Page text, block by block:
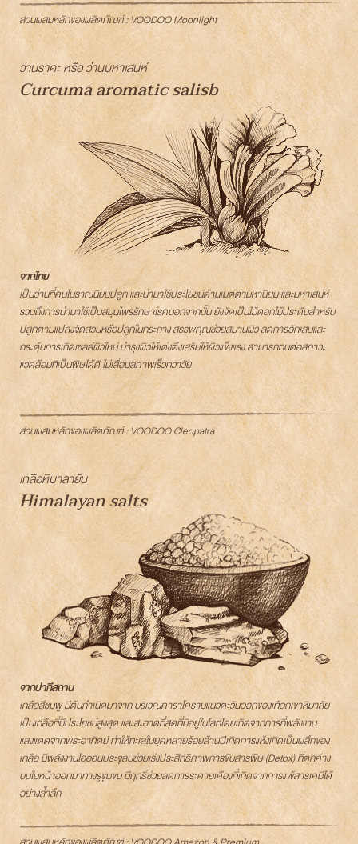
ส่วนผสมหลักของผลิตภัณฑ์ : VOODOO Moonlight
ว่านราคะ หรือ ว่านมหาเสน่ห์
Curcuma aromatic salisb
จากไทย
เป็นว่านที่คนโบราณนิยมปลูก และนำมาใช้ประโยชน์ด้านเมตตามหานิยม และมหาเสน่ห์
รวมถึงการนำมาใช้เป็นสมุนไพรรักษาโรคนอกจากนั้น ยังจัดเป็นไม้ดอกไม้ประดับสำหรับ
ปลูกตามแปลงจัดสวนหรือปลูกในกระถาง สรรพคุณช่วยสมานผิว ลดการอักเสบและ
กระตุ้นการเกิดเซลล์ผิวใหม่ บำรุงผิวให้เต่งตึงเสริมให้ผิวแข็งแรง สามารถทนต่อสถาวะ
แวดล้อมที่เป็นพิษได้ดี ไม่เสื่อมสภาพเร็วกว่าวัย
ส่วนผสมหลักของผลิตภัณฑ์ : VOODOO Cleopatra
เกลือหิมาลายัน
Himalayan salts
จากปากีสถาน
เกลือสีชมพู มีต้นกำเนิดมาจาก บริเวณคาราโครามแนวตะวันออกของเทือกเขาหิมาลัย
เป็นเกลือที่มีประโยชน์สูงสุด และสะอาดที่สุดที่มีอยู่ในโลกโดยเกิดจากการที่พลังงาน
แสงแดดจากพระอาทิตย์ ทำให้ทะเลในยุคหลายร้อยล้านปีเกิดการแห้งเกิดเป็นผลึกของ
เกลือ มีพลังงานไอออนประจุลบช่วยเร่งประสิทธิภาพการขับสารพิษ (Detox) ที่ตกค้าง
บนใบหน้าออกมาทางรูขุมขน มีฤทธิ์ช่วยลดการระคายเคืองที่เกิดจากการแพ้สารเคมีได้
อย่างล้ำลึก